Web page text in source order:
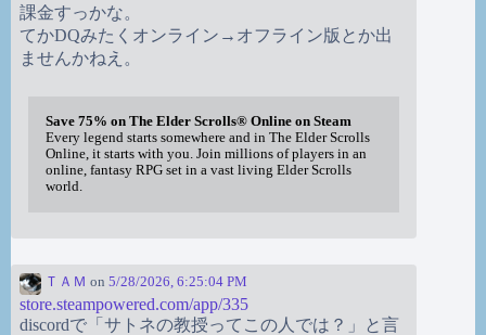
課金すっかな。
てかDQみたくオンライン→オフライン版とか出
ませんかねえ。
Save 75% on The Elder Scrolls® Online on Steam
Every legend starts somewhere and in The Elder Scrolls
Online, it starts with you. Join millions of players in an
online, fantasy RPG set in a vast living Elder Scrolls
world.
ＴＡＭ on 5/28/2026, 6:25:04 PM
store.steampowered.com/app/335
discordで「サトネの教授ってこの人では？」と言